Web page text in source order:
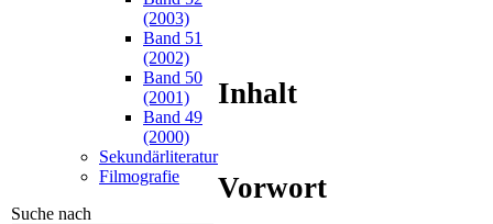
(2003)
Band 51
(2002)
Band 50
(2001)
Band 49
(2000)
Sekundärliteratur
Filmografie
Suche nach
Inhalt
Vorwort